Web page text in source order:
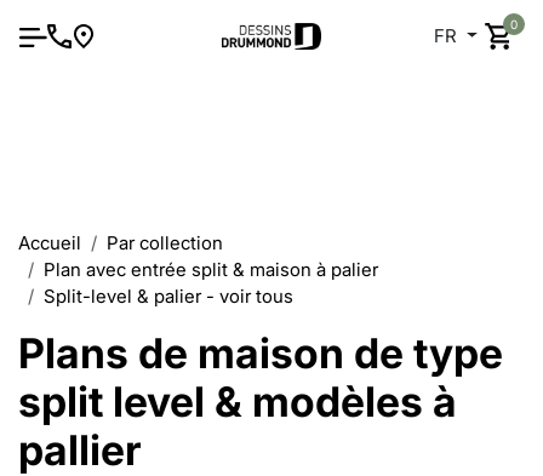
FR
0
Accueil
Par collection
Plan avec entrée split & maison à palier
Split-level & palier - voir tous
Plans de maison de type
split level & modèles à
pallier